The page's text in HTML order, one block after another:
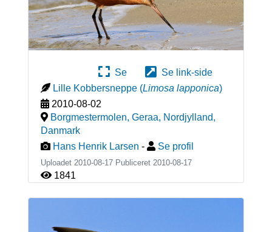
Se
Se link-side
Lille Kobbersneppe (Limosa lapponica)
2010-08-02
Borgmestermolen, Geraa, Nordjylland,
Danmark
Hans Henrik Larsen - Se profil
Uploadet 2010-08-17 Publiceret 2010-08-17
1841